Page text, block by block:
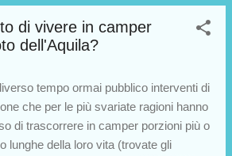
la parola a Francy e Denis, che ci
la loro esperienza e forniscono
stagionali .
di vivere in camper
dell'Aquila?
tempo ormai pubblico interventi di
che per le più svariate ragioni hanno
di trascorrere in camper porzioni più o
lunghe della loro vita (trovate gli